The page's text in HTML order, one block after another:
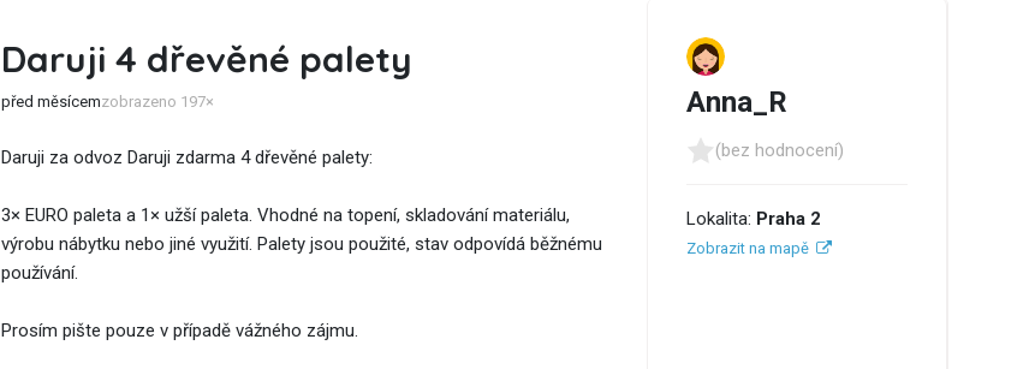
Daruji 4 dřevěné palety
před měsícemzobrazeno 197×
Daruji za odvoz Daruji zdarma 4 dřevěné palety:
3× EURO paleta a 1× užší paleta. Vhodné na topení, skladování materiálu,
výrobu nábytku nebo jiné využití. Palety jsou použité, stav odpovídá běžnému
používání.
Prosím pište pouze v případě vážného zájmu.
Anna_R
(bez hodnocení)
Lokalita: Praha 2
Zobrazit na mapě